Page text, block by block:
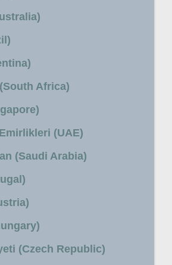
Africa)
(UAE)
(Saudi Arabia)
(Czech Republic)